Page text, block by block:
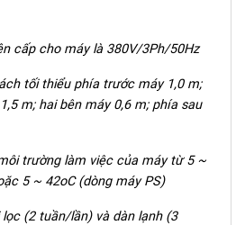
cấp cho máy là 380V/3Ph/50Hz
tối thiểu phía trước máy 1,0 m;
m; hai bên máy 0,6 m; phía sau
trường làm việc của máy từ 5 ~
5 ~ 42oC (dòng máy PS)
(2 tuần/lần) và dàn lạnh (3